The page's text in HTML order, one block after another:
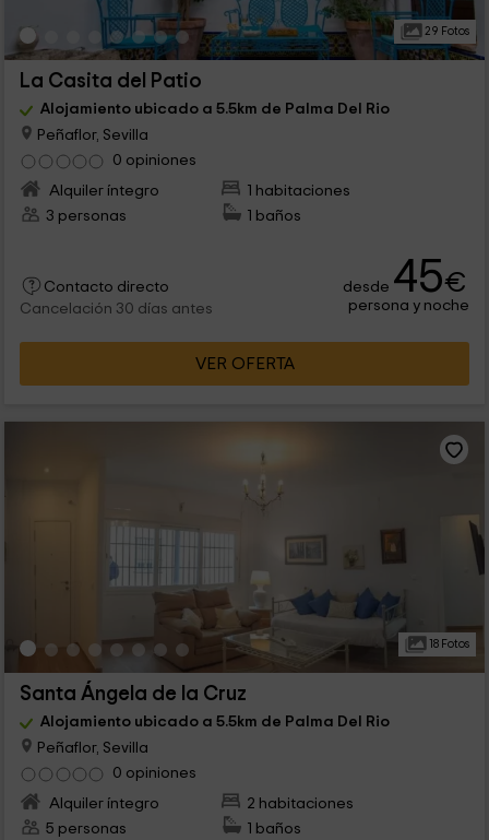
29 Fotos
La Casita del Patio
Alojamiento ubicado a 5.5km de Palma Del Rio
Peñaflor, Sevilla
0 opiniones
Alquiler íntegro
1 habitaciones
3 personas
1 baños
Contacto directo
Cancelación 30 días antes
desde 45€
persona y noche
VER OFERTA
18 Fotos
Santa Ángela de la Cruz
Alojamiento ubicado a 5.5km de Palma Del Rio
Peñaflor, Sevilla
0 opiniones
Alquiler íntegro
2 habitaciones
5 personas
1 baños